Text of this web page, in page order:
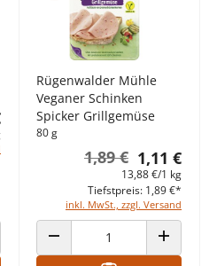
ERHÖHEN
Rügenwalder Mühle
Veganer Schinken
Spicker Grillgemüse
80 g
1,11 €
1,89 €
13,88 €/1 kg
inkl. MwSt., zzgl. Versand
Tiefstpreis: 1,89 €*
ANZAHL VERRINGERN ANZAHL